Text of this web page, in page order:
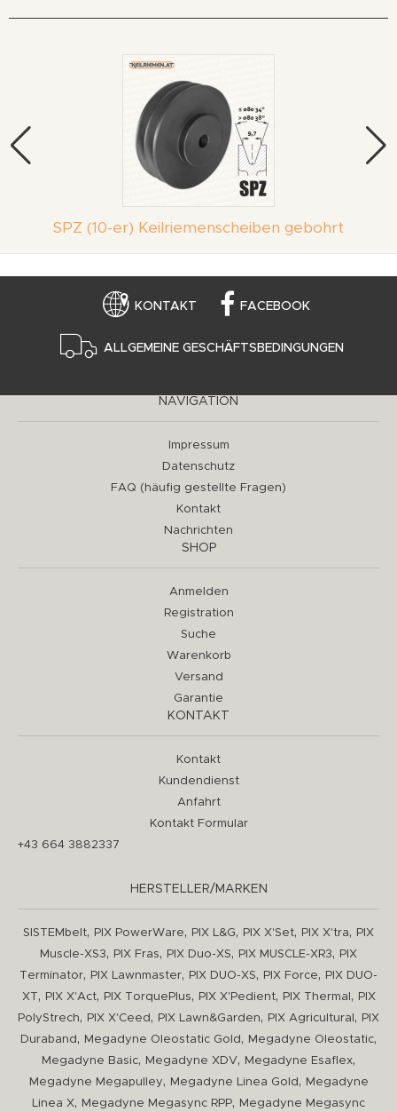
SPZ (10-er) Keilriemenscheiben gebohrt
KONTAKT FACEBOOK
ALLGEMEINE GESCHÄFTSBEDINGUNGEN
NAVIGATION
Impressum
Datenschutz
FAQ (häufig gestellte Fragen)
Kontakt
Nachrichten
SHOP
Anmelden
Registration
Suche
Warenkorb
Versand
Garantie
KONTAKT
Kontakt
Kundendienst
Anfahrt
Kontakt Formular
+43 664 3882337
HERSTELLER/MARKEN
SISTEMbelt, PIX PowerWare, PIX L&G, PIX X'Set, PIX X'tra,
PIX
Muscle-XS3, PIX Fras, PIX Duo-XS, PIX MUSCLE-XR3,
PIX
Terminator, PIX Lawnmaster, PIX DUO-XS, PIX Force,
PIX DUO-
XT, PIX X'Act, PIX TorquePlus, PIX X'Pedient, PIX Thermal ,
PIX
PolyStrech, PIX X'Ceed , PIX Lawn&Garden, PIX Agricultural ,
PIX
Duraband , Megadyne Oleostatic Gold , Megadyne Oleostatic,
Megadyne Basic, Megadyne XDV, Megadyne Esaflex,
Megadyne Megapulley, Megadyne Linea Gold ,
Megadyne
Linea X, Megadyne Megasync RPP, Megadyne Megasync